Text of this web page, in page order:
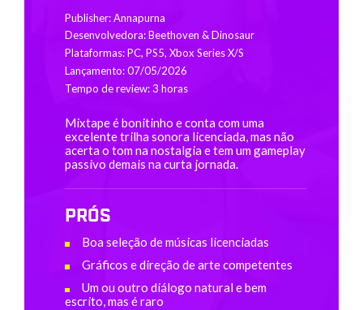
Publisher: Annapurna
Desenvolvedora: Beethoven & Dinosaur
Plataformas: PC, PS5, Xbox Series X/S
Lançamento: 07/05/2026
Tempo de review: 3 horas
Mixtape é bonitinho e conta com uma
excelente trilha sonora licenciada, mas não
acerta o tom na nostalgia e tem um gameplay
passivo demais na curta jornada.
PRÓS
Boa seleção de músicas licenciadas
Gráficos e direção de arte competentes
Um ou outro diálogo natural e bem
escrito, mas é raro